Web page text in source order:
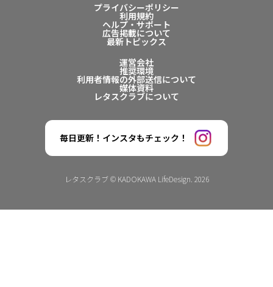
プライバシーポリシー
利用規約
ヘルプ・サポート
広告掲載について
最新トピックス
運営会社
推奨環境
利用者情報の外部送信について
媒体資料
レタスクラブについて
毎日更新！インスタもチェック！
レタスクラブ © KADOKAWA LifeDesign. 2026